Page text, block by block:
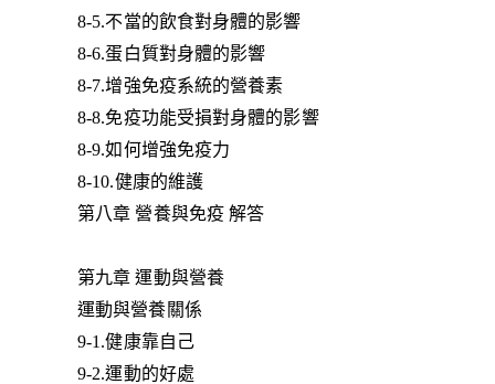
8-5.不當的飲食對身體的影響
8-6.蛋白質對身體的影響
8-7.增強免疫系統的營養素
8-8.免疫功能受損對身體的影響
8-9.如何增強免疫力
8-10.健康的維護
第八章 營養與免疫 解答
第九章 運動與營養
運動與營養關係
9-1.健康靠自己
9-2.運動的好處